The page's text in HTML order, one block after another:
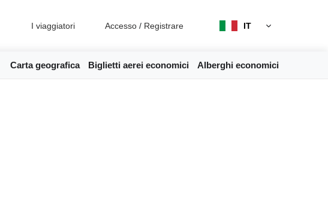
I viaggiatori Accesso / Registrare IT
Carta geografica Biglietti aerei economici Alberghi economici